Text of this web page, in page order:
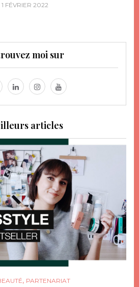
1 FÉVRIER 2022
moi sur
articles
, PARTENARIAT